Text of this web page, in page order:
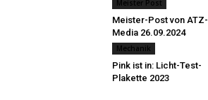
Meister Post
Meister-Post von ATZ-
Media 26.09.2024
Mechanik
Pink ist in: Licht-Test-
Plakette 2023